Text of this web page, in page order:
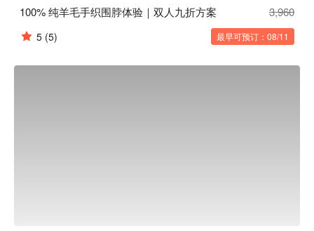
100% 纯羊毛手织围脖体验｜双人九折方案
3,960
5 (5) 最早可预订：08/11